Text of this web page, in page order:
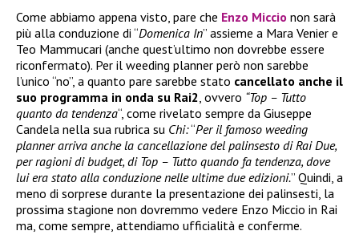
Come abbiamo appena visto, pare che Enzo Miccio non sarà
più alla conduzione di “Domenica In” assieme a Mara Venier e
Teo Mammucari (anche quest’ultimo non dovrebbe essere
riconfermato). Per il weeding planner però non sarebbe
l’unico “no”, a quanto pare sarebbe stato cancellato anche il
suo programma in onda su Rai2, ovvero “Top – Tutto
quanto da tendenza“, come rivelato sempre da Giuseppe
Candela nella sua rubrica su Chi:“Per il famoso weeding
planner arriva anche la cancellazione del palinsesto di Rai Due,
per ragioni di budget, di Top – Tutto quando fa tendenza, dove
lui era stato alla conduzione nelle ultime due edizioni.” Quindi, a
meno di sorprese durante la presentazione dei palinsesti, la
prossima stagione non dovremmo vedere Enzo Miccio in Rai
ma, come sempre, attendiamo ufficialità e conferme.